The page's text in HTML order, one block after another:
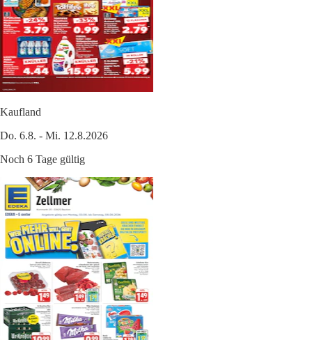
Kaufland
Do. 6.8. - Mi. 12.8.2026
Noch 6 Tage gültig